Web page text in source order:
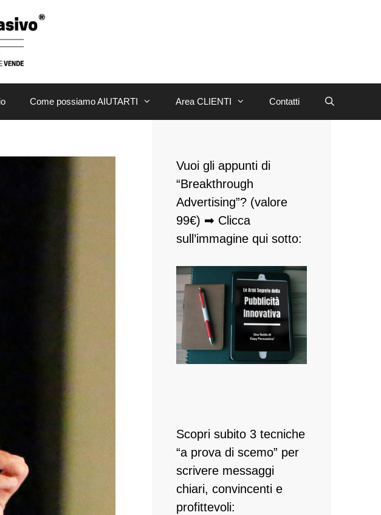
Come possiamo AIUTARTI Area CLIENTI Contatti
Vuoi gli appunti di
“Breakthrough
Advertising”? (valore
99€) ➡ Clicca
sull’immagine qui sotto:
Scopri subito 3 tecniche
“a prova di scemo” per
scrivere messaggi
chiari, convincenti e
profittevoli: